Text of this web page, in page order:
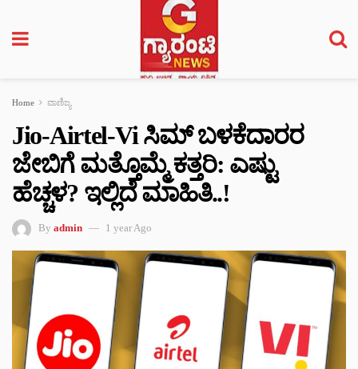
Home ವಾಣಿಜ್ಯ
Jio-Airtel-Vi ಸಿಮ್ ಬಳಕೆದಾರರ
ಜೇಬಿಗೆ ಮತ್ತೊಮ್ಮೆ ಕತ್ತರಿ: ಎಷ್ಟು
ಹೆಚ್ಚಳ? ಇಲ್ಲಿದೆ ಮಾಹಿತಿ..!
By admin 1 year Ago